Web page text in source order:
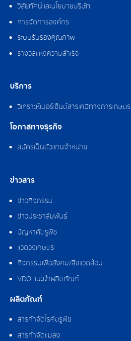
วิสัยทัศน์และนโยบายบริษัท
การจัดการองค์กร
ระบบรับรองคุณภาพ
รางวัลแห่งความสำเร็จ
บริการ
วิเคราะห์เปอร์เซ็นต์สารเคมีทางการเกษตร
โอกาสทางธุรกิจ
สมัครเป็นตัวแทนจำหน่าย
ข่าวสาร
ข่าวกิจกรรม
ข่าวประชาสัมพันธ์
ปัญหาศัตรูพืช
แวดวงเกษตร
กิจกรรมเพื่อสังคม/สิ่งแวดล้อม
VDO แนะนำผลิตภัณฑ์
ผลิตภัณฑ์
สารกำจัดไรศัตรูพืช
สารกำจัดแมลง